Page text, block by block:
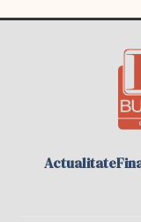
Actualitate